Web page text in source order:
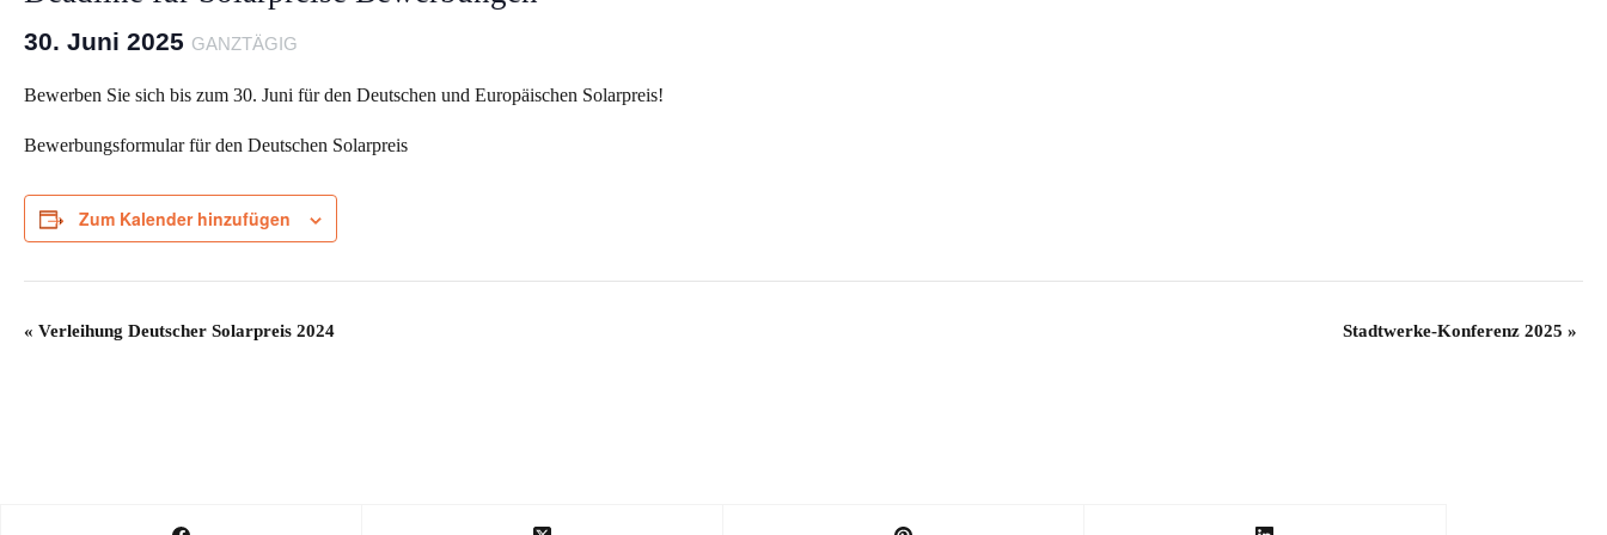
30. Juni 2025 GANZTÄGIG
Bewerben Sie sich bis zum 30. Juni für den Deutschen und Europäischen Solarpreis!
Bewerbungsformular für den Deutschen Solarpreis
Zum Kalender hinzufügen
V
« Verleihung Deutscher Solarpreis 2024 Stadtwerke-Konferenz 2025 »